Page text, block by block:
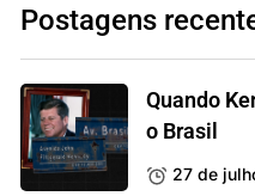
Postagens
Quando
o Brasil
27 de